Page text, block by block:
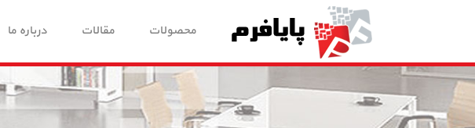
محصولات مقالات درباره ما